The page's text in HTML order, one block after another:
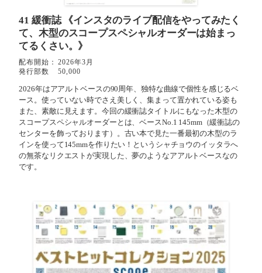
41 緩衝誌《インスタのライブ配信をやってみたく
て、木型のスコープスペシャルオーダーは始まっ
てるくさい。》
配布開始：
2026年3月
発行部数
50,000
2026年はアアルトベースの90周年、独特な曲線で個性を感じるベ
ース。使っていない時でさえ美しく、集まって置かれている姿も
また、素敵に見えます。今回の緩衝誌タイトルにもなった木型の
スコープスペシャルオーダーとは、ベースNo.1 145mm（緩衝誌の
センターを飾っております）。古い本で見た一番最初の木型のラ
インを使って145mmを作りたい！というシャチョウのイッタラへ
の無茶なリクエストが実現した、夢のようなアアルトベースなの
です。⁡⁡